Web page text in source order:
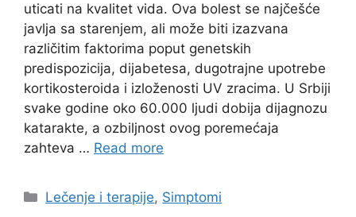
uticati na kvalitet vida. Ova bolest se najčešće
javlja sa starenjem, ali može biti izazvana
različitim faktorima poput genetskih
predispozicija, dijabetesa, dugotrajne upotrebe
kortikosteroida i izloženosti UV zracima. U Srbiji
svake godine oko 60.000 ljudi dobija dijagnozu
katarakte, a ozbiljnost ovog poremećaja
zahteva … Read more
Categories
Lečenje i terapije, Simptomi